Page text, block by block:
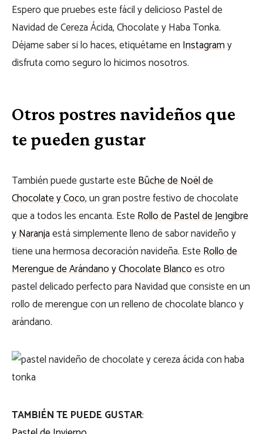
Espero que pruebes este fácil y delicioso Pastel de
Navidad de Cereza Ácida, Chocolate y Haba Tonka.
Déjame saber si lo haces, etiquétame enInstagramy
disfruta como seguro lo hicimos nosotros.
Otros postres navideños que
te pueden gustar
También puede gustarte esteBûche de Noël de
Chocolate y Coco, un gran postre festivo de chocolate
que a todos les encanta. EsteRollo de Pastel de Jengibre
y Naranjaestá simplemente lleno de sabor navideño y
tiene una hermosa decoración navideña. EsteRollo de
Merengue de Arándano y Chocolate Blancoes otro
pastel delicado perfecto para Navidad que consiste en un
rollo de merengue con un relleno de chocolate blanco y
arándano.
TAMBIÉN TE PUEDE GUSTAR: